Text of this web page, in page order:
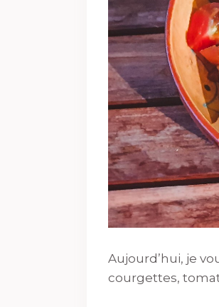
Aujourd’hui, je
courgettes,